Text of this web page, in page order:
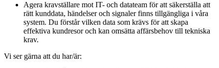
Agera kravställare mot IT- och datateam för att säkerställa att
rätt kunddata, händelser och signaler finns tillgängliga i våra
system. Du förstår vilken data som krävs för att skapa
effektiva kundresor och kan omsätta affärsbehov till tekniska
krav.
Vi ser gärna att du har/är: